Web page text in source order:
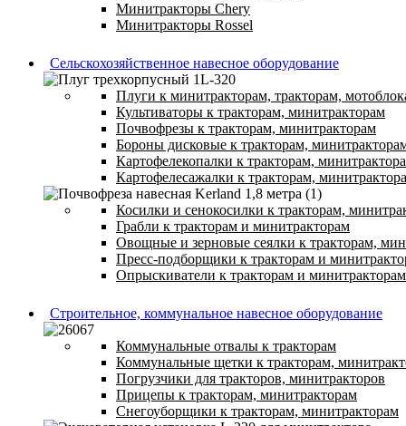
Минитракторы Chery
Минитракторы Rossel
Сельскохозяйственное навесное оборудование
Плуги к минитракторам, тракторам,
Культиваторы к тракторам, минитракторам
Почвофрезы к тракторам, минитракторам
Бороны дисковые к тракторам,
Картофелекопалки к тракторам,
Картофелесажалки к тракторам,
Косилки и сенокосилки к тракторам,
Грабли к тракторам и минитракторам
Овощные и зерновые сеялки к тракторам,
Пресс-подборщики к тракторам и
Опрыскиватели к тракторам и минитракторам
Строительное, коммунальное навесное оборудование
Коммунальные отвалы к тракторам
Коммунальные щетки к тракторам,
Погрузчики для тракторов, минитракторов
Прицепы к тракторам, минитракторам
Снегоуборщики к тракторам, минитракторам